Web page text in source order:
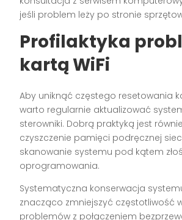
jeśli problem leży po stronie
Profilaktyka
kartą WiFi
Aby uniknąć częstego resetowania
warto regularnie aktualizować
sterowniki. Dobrą praktyką jest
czyszczenie pamięci podręcznej
skanowanie systemu pod kątem
oprogramowania.
Systematyczna konserwacja
znacząco zmniejszyć częstotliwość
problemów z połączeniem